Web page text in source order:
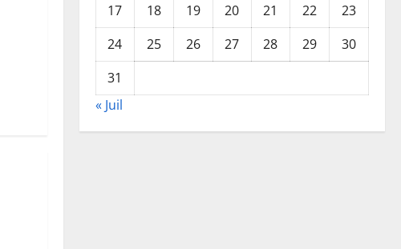
17
18 19 20 21 22
23
24
25 26 27 28 29
30
31
« Juil